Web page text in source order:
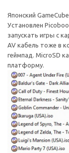
Японский
Установлен
запускать игры с
AV кабель тоже в
геймпад. MicroSD
платформу.